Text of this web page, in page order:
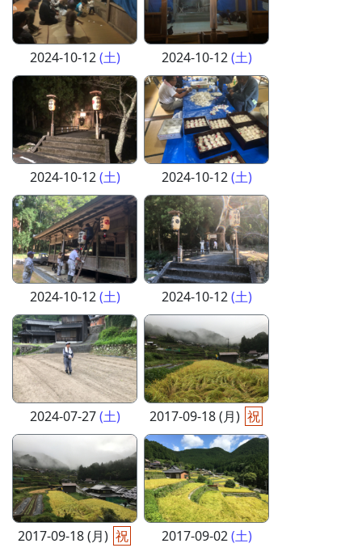
2024-10-12(土) 2024-10-12(土)
2024-10-12(土) 2024-10-12(土)
2024-10-12(土) 2024-10-12(土)
2024-07-27(土) 2017-09-18 (月) 祝
2017-09-18 (月) 祝 2017-09-02(土)